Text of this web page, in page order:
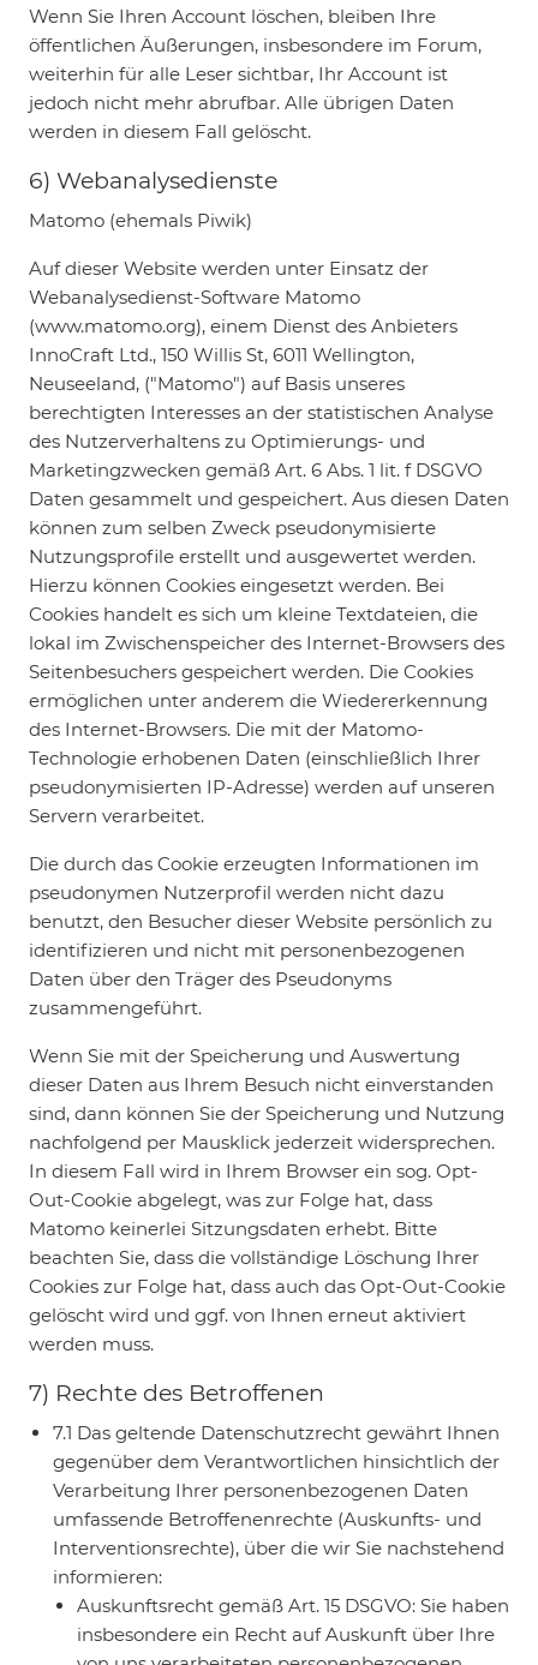
Wenn Sie Ihren Account löschen, bleiben Ihre
öffentlichen Äußerungen, insbesondere im Forum,
weiterhin für alle Leser sichtbar, Ihr Account ist
jedoch nicht mehr abrufbar. Alle übrigen Daten
werden in diesem Fall gelöscht.
6) Webanalysedienste
Matomo (ehemals Piwik)
Auf dieser Website werden unter Einsatz der
Webanalysedienst-Software Matomo
(www.matomo.org), einem Dienst des Anbieters
InnoCraft Ltd., 150 Willis St, 6011 Wellington,
Neuseeland, ("Matomo") auf Basis unseres
berechtigten Interesses an der statistischen Analyse
des Nutzerverhaltens zu Optimierungs- und
Marketingzwecken gemäß Art. 6 Abs. 1 lit. f DSGVO
Daten gesammelt und gespeichert. Aus diesen Daten
können zum selben Zweck pseudonymisierte
Nutzungsprofile erstellt und ausgewertet werden.
Hierzu können Cookies eingesetzt werden. Bei
Cookies handelt es sich um kleine Textdateien, die
lokal im Zwischenspeicher des Internet-Browsers des
Seitenbesuchers gespeichert werden. Die Cookies
ermöglichen unter anderem die Wiedererkennung
des Internet-Browsers. Die mit der Matomo-
Technologie erhobenen Daten (einschließlich Ihrer
pseudonymisierten IP-Adresse) werden auf unseren
Servern verarbeitet.
Die durch das Cookie erzeugten Informationen im
pseudonymen Nutzerprofil werden nicht dazu
benutzt, den Besucher dieser Website persönlich zu
identifizieren und nicht mit personenbezogenen
Daten über den Träger des Pseudonyms
zusammengeführt.
Wenn Sie mit der Speicherung und Auswertung
dieser Daten aus Ihrem Besuch nicht einverstanden
sind, dann können Sie der Speicherung und Nutzung
nachfolgend per Mausklick jederzeit widersprechen.
In diesem Fall wird in Ihrem Browser ein sog. Opt-
Out-Cookie abgelegt, was zur Folge hat, dass
Matomo keinerlei Sitzungsdaten erhebt. Bitte
beachten Sie, dass die vollständige Löschung Ihrer
Cookies zur Folge hat, dass auch das Opt-Out-Cookie
gelöscht wird und ggf. von Ihnen erneut aktiviert
werden muss.
7) Rechte des Betroffenen
7.1 Das geltende Datenschutzrecht gewährt Ihnen
gegenüber dem Verantwortlichen hinsichtlich der
Verarbeitung Ihrer personenbezogenen Daten
umfassende Betroffenenrechte (Auskunfts- und
Interventionsrechte), über die wir Sie nachstehend
informieren:
Auskunftsrecht gemäß Art. 15 DSGVO: Sie haben
insbesondere ein Recht auf Auskunft über Ihre